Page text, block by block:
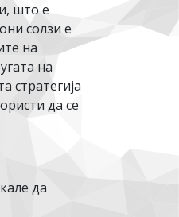
што е
солзи е
на
на
стратегија
да се
да